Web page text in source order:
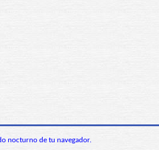
nocturno de tu navegador.